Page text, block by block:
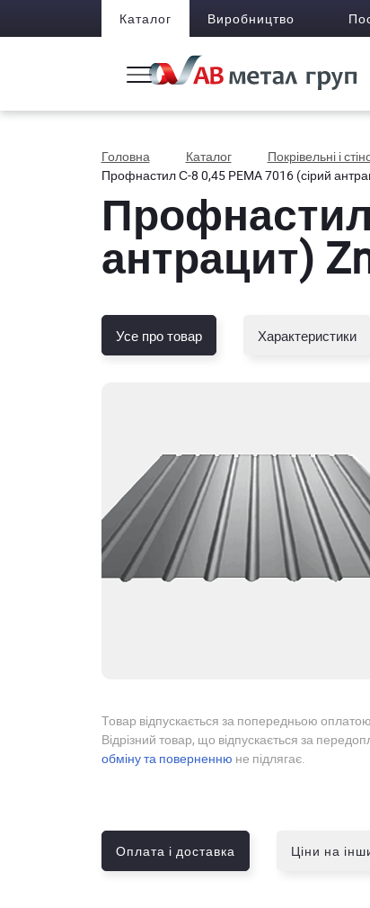
Каталог Виробництво
Головна Каталог Покрівельні і
Профнастил С-8 0,45 PEMA 7016 (сірий
Профнастил
антрацит)
Усе про товар Характеристики
Товар відпускається за попередньою
Відрізний товар, що відпускається за
обміну та поверненню не підлягає.
Оплата і доставка Ціни на